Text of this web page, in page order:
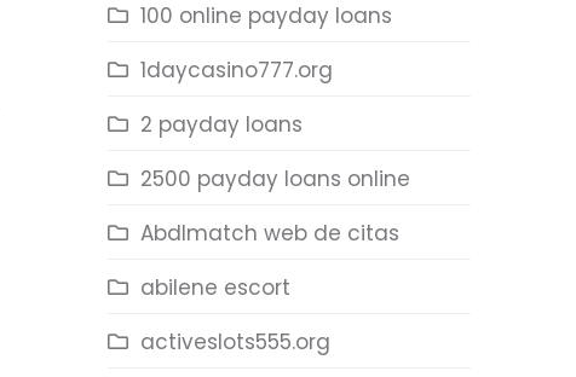
100 online payday loans
1daycasino777.org
2 payday loans
2500 payday loans online
Abdlmatch web de citas
abilene escort
activeslots555.org